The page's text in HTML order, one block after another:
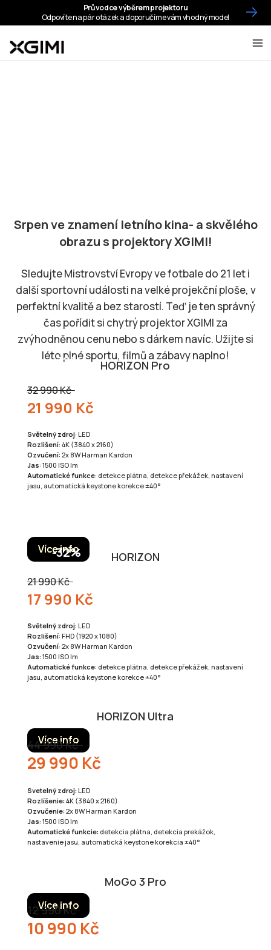
Srpen ve znamení letního kina- a skvělého
obrazu s projektory XGIMI!
Sledujte Mistrovství Evropy ve fotbale do 21 let i
další sportovní události na velké projekční ploše, v
perfektní kvalitě a bez starostí. Teď je ten správný
čas pořídit si chytrý projektor XGIMI za
zvýhodněnou cenu nebo s dárkem navíc. Užijte si
léto plné sportu, filmů a zábavy naplno!
HORIZON Pro
32 990 Kč
21 990 Kč
Světelný zdroj: LED
Rozlišení: 4K (3840 x 2160)
Ozvučení: 2x 8W Harman Kardon
Jas: 1500 ISO lm
Automatické funkce: detekce plátna, detekce překážek, nastavení
jasu, automatická keystone korekce ±40°
Více info
HORIZON
21 990 Kč
17 990 Kč
Světelný zdroj: LED
Rozlišení: FHD (1920 x 1080)
Ozvučení: 2x 8W Harman Kardon
Jas: 1500 ISO lm
Automatické funkce: detekce plátna, detekce překážek, nastavení
jasu, automatická keystone korekce ±40°
Více info
HORIZON Ultra
44 990 Kč
29 990 Kč
Svetelný zdroj:LED
Rozlíšenie:4K (3840 x 2160)
Ozvučenie:2x 8W Harman Kardon
Jas:1500 ISO lm
Automatické funkcie:detekcia plátna, detekcia prekážok,
nastavenie jasu, automatická keystone korekcia ±40°
Více info
MoGo 3 Pro
12 990 Kč
10 990 Kč